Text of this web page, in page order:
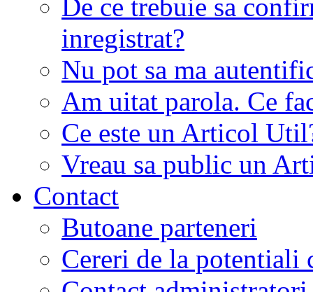
De ce trebuie sa
inregistrat?
Nu pot sa ma
Am uitat parola. Ce
Ce este un Articol
Vreau sa public un
Contact
Butoane parteneri
Cereri de la potentiali